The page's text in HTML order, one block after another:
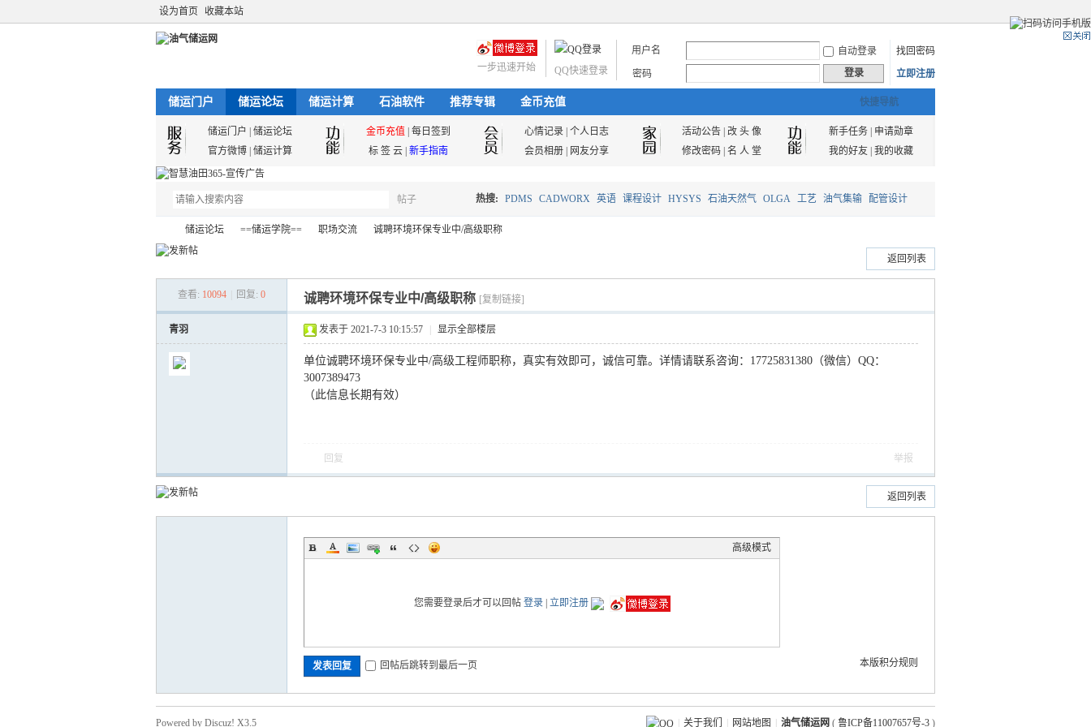
设为首页 收藏本站
用户名 自动登录
找回密码
密码
登录 立即注册
QQ快速登录
一步迅速开始
快捷导航
储运门户 储运论坛 储运计算 石油软件 推荐专辑 金币充值
储运门户 储运论坛 金币充值 每日签到 心情记录 个人日志 活动公告| 改 头 像 新手任务|
申请勋章
官方微博 储运计算 标 签 云 新手指南 会员相册 网友分享 修改密码| 名 人 堂 我的好友| 我的收藏
帖子
搜
索
热搜: PDMS CADWORX 英语 课程设计 HYSYS 石油天然气 OLGA 工艺 油气集输 配管设计
油气储运
储运论坛
›
==储运学院==
›
职场交流
›
诚聘环境环保专业中/高级职称
返回列表
查看: 10094 回复: 0 诚聘环境环保专业中/高级职称 [复制链接]
青羽 发表于 2021-7-3 10:15:57 显示全部楼层
单位诚聘环境环保专业中/高级工程师职称，真实有效即可，诚信可靠。 详情请联系咨询： 17725831380（微信）QQ：
3007389473
（此信息长期有效）
回复 举报
返回列表
高级模式
您需要登录后才可以回帖 登录| 立即注册
本版积分规则
发表回复 回帖后跳转到最后一页
关于我们 网站地图 油气储运网 ( 鲁ICP备11007657号-3 )
Powered by Discuz! X3.5